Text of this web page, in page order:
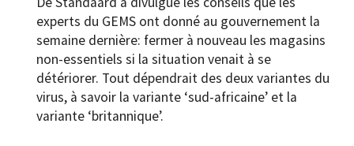
experts du GEMS ont donné au gouvernement la
semaine dernière: fermer à nouveau les magasins
non-essentiels si la situation venait à se
détériorer. Tout dépendrait des deux variantes du
virus, à savoir la variante ‘sud-africaine’ et la
variante ‘britannique’.